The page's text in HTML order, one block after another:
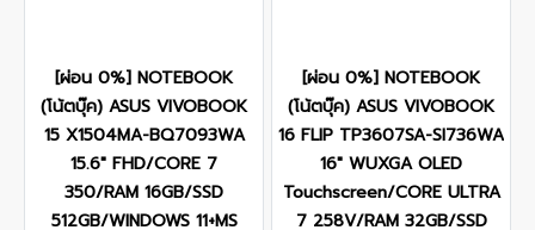
[ผ่อน 0%] NOTEBOOK
(โน้ตบุ๊ค) ASUS VIVOBOOK
15 X1504MA-BQ7093WA
15.6" FHD/CORE 7
350/RAM 16GB/SSD
512GB/WINDOWS 11+MS
[ผ่อน 0%] NOTEBOOK
(โน้ตบุ๊ค) ASUS VIVOBOOK
16 FLIP TP3607SA-SI736WA
16" WUXGA OLED
Touchscreen/CORE ULTRA
7 258V/RAM 32GB/SSD